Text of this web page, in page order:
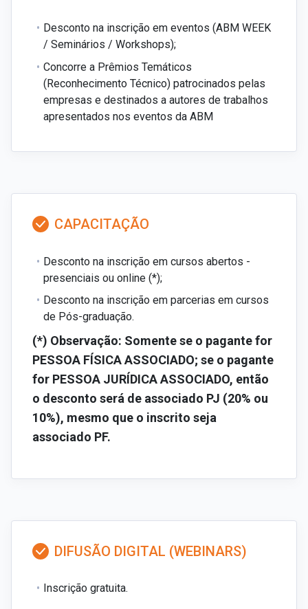
Desconto na inscrição em eventos (ABM WEEK
/ Seminários / Workshops);
Concorre a Prêmios Temáticos
(Reconhecimento Técnico) patrocinados pelas
empresas e destinados a autores de trabalhos
apresentados nos eventos da ABM
CAPACITAÇÃO
Desconto na inscrição em cursos abertos -
presenciais ou online (*);
Desconto na inscrição em parcerias em cursos
de Pós-graduação.
(*) Observação: Somente se o pagante for
PESSOA FÍSICA ASSOCIADO; se o pagante
for PESSOA JURÍDICA ASSOCIADO, então
o desconto será de associado PJ (20% ou
10%), mesmo que o inscrito seja
associado PF.
DIFUSÃO DIGITAL (WEBINARS)
Inscrição gratuita.